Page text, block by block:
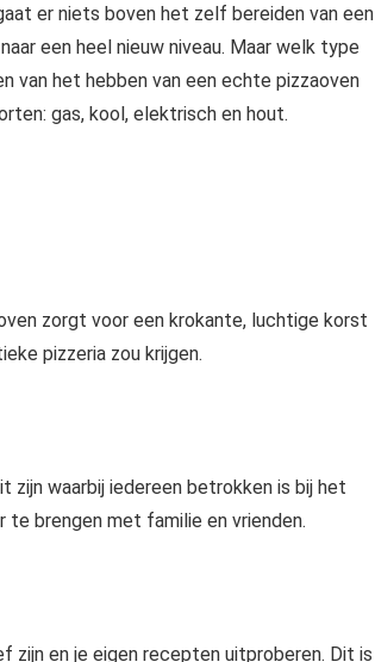
er niets boven het zelf bereiden van een
een heel nieuw niveau. Maar welk type
van het hebben van een echte pizzaoven
gas, kool, elektrisch en hout.
zorgt voor een krokante, luchtige korst
pizzeria zou krijgen.
zijn waarbij iedereen betrokken is bij het
te brengen met familie en vrienden.
en je eigen recepten uitproberen. Dit is